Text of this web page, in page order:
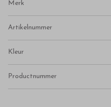
Merk
Artikelnummer
Kleur
Productnummer